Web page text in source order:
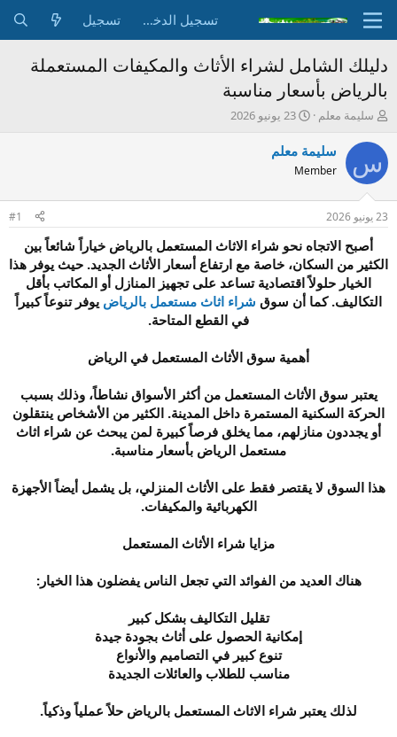
تسجيل الدخول تسجيل
دليلك الشامل لشراء الأثاث والمكيفات المستعملة
بالرياض بأسعار مناسبة
ب
د
ئ
و
ض
و
ع
سليمة معلم
ت
ي
خ
ب
د
23 يونيو 2026
س سليمة معلم
Member
23 يونيو 2026 #1
أصبح الاتجاه نحو شراء الاثاث المستعمل بالرياض خياراً شائعاً بين
الكثير من السكان، خاصة مع ارتفاع أسعار الأثاث الجديد. حيث يوفر هذا
الخيار حلولاً اقتصادية تساعد على تجهيز المنازل أو المكاتب بأقل
التكاليف. كما أن سوق شراء اثاث مستعمل بالرياض يوفر تنوعاً كبيراً
في القطع المتاحة.
أهمية سوق الأثاث المستعمل في الرياض
يعتبر سوق الأثاث المستعمل من أكثر الأسواق نشاطاً، وذلك بسبب
الحركة السكنية المستمرة داخل المدينة. الكثير من الأشخاص ينتقلون
أو يجددون منازلهم، مما يخلق فرصاً كبيرة لمن يبحث عن شراء اثاث
مستعمل الرياض بأسعار مناسبة.
هذا السوق لا يقتصر فقط على الأثاث المنزلي، بل يشمل أيضاً الأجهزة
الكهربائية والمكيفات.
مزايا شراء الأثاث المستعمل
هناك العديد من الفوائد التي تجعل الناس يفضلون هذا الخيار:
تقليل التكاليف بشكل كبير
إمكانية الحصول على أثاث بجودة جيدة
تنوع كبير في التصاميم والأنواع
مناسب للطلاب والعائلات الجديدة
لذلك يعتبر شراء الاثاث المستعمل بالرياض حلاً عملياً وذكياً.